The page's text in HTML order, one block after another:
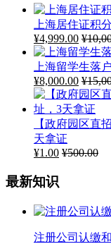
上海居住证积分
¥4,999.00 ¥
上海留学生落户
¥8,000.00 ¥
【政府园区直
天拿证
¥1.00 ¥500.00
最新知识
注册公司认缴